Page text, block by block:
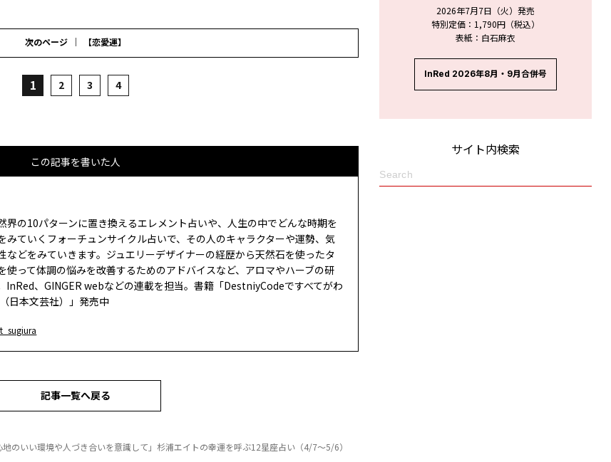
次のページ 【恋愛運】
1 2 3 4
この記事を書いた人
界の10パターンに置き換えるエレメント占いや、人生の中でどんな時期を
みていくフォーチュンサイクル占いで、その人のキャラクターや運勢、気
などをみていきます。ジュエリーデザイナーの経歴から天然石を使ったタ
使って体調の悩みを改善するためのアドバイスなど、アロマやハーブの研
InRed、GINGER webなどの連載を担当。書籍「DestniyCodeですべてがわ
日本文芸社）」発売中
記事一覧へ戻る
地のいい環境や人づき合いを意識して」杉浦エイトの幸運を呼ぶ12星座占い（4/7～5/6）
2026年7月7日（火）発売
特別定価：1,790円（税込）
表紙：白石麻衣
InRed 2026年8月・9月合併号
サイト内検索